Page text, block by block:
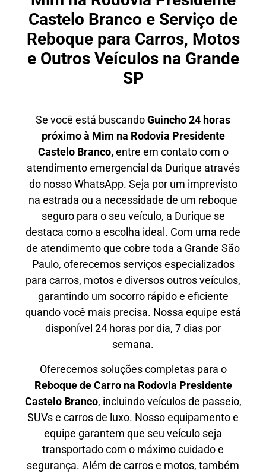
Castelo Branco e Serviço de
Reboque para Carros, Motos
e Outros Veículos na Grande
SP
Se você está buscandoGuincho 24 horas
próximo à Mim na Rodovia Presidente
Castelo Branco, entre em contato com o
atendimento emergencial da Durique através
do nosso WhatsApp. Seja por um imprevisto
na estrada ou a necessidade de um reboque
seguro para o seu veículo, a Durique se
destaca como a escolha ideal. Com uma rede
de atendimento que cobre toda a Grande São
Paulo, oferecemos serviços especializados
para carros, motos e diversos outros veículos,
garantindo um socorro rápido e eficiente
quando você mais precisa. Nossa equipe está
disponível 24 horas por dia, 7 dias por
semana.
Oferecemos soluções completas para o
Reboque de Carro na Rodovia Presidente
Castelo Branco, incluindo veículos de passeio,
SUVs e carros de luxo. Nosso equipamento e
equipe garantem que seu veículo seja
transportado com o máximo cuidado e
segurança. Além de carros e motos, também